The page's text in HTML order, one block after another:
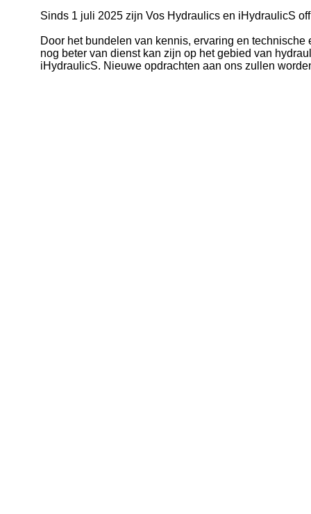
Sinds 1 juli 2025 zijn Vos Hydraulics en iHydraulicS
Door het bundelen van kennis, ervaring en
nog beter van dienst kan zijn op het gebied van
iHydraulicS. Nieuwe opdrachten aan ons zullen